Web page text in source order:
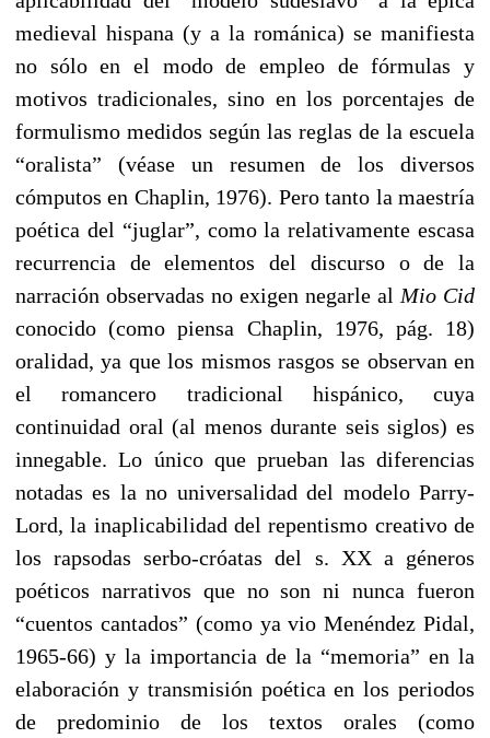
medieval hispana (y a la románica) se manifiesta
no sólo en el modo de empleo de fórmulas y
motivos tradicionales, sino en los porcentajes de
formulismo medidos según las reglas de la escuela
“oralista” (véase un resumen de los diversos
cómputos en Chaplin, 1976). Pero tanto la maestría
poética del “juglar”, como la relativamente escasa
recurrencia de elementos del discurso o de la
narración observadas no exigen negarle alMio Cid
conocido (como piensa Chaplin, 1976, pág. 18)
oralidad, ya que los mismos rasgos se observan en
el romancero tradicional hispánico, cuya
continuidad oral (al menos durante seis siglos) es
innegable. Lo único que prueban las diferencias
notadas es la no universalidad del modelo Parry-
Lord, la inaplicabilidad del repentismo creativo de
los rapsodas serbo-cróatas del s. XX a géneros
poéticos narrativos que no son ni nunca fueron
“cuentos cantados” (como ya vio Menéndez Pidal,
1965-66) y la importancia de la “memoria” en la
elaboración y transmisión poética en los periodos
de predominio de los textos orales (como